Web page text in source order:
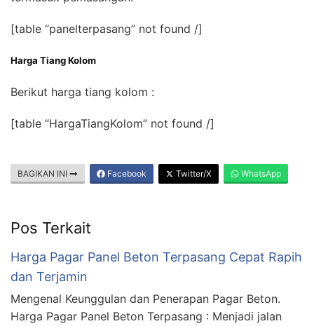
[table “panelterpasang” not found /]
Harga Tiang Kolom
Berikut harga tiang kolom :
[table “HargaTiangKolom” not found /]
BAGIKAN INI Facebook Twitter/X WhatsApp
Pos Terkait
Harga Pagar Panel Beton Terpasang Cepat Rapih
dan Terjamin
Mengenal Keunggulan dan Penerapan Pagar Beton.
Harga Pagar Panel Beton Terpasang : Menjadi jalan